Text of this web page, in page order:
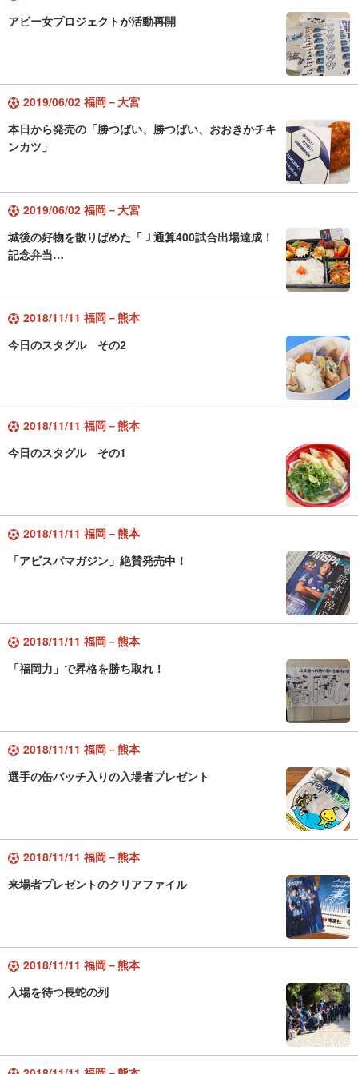
アビー女プロジェクトが活動再開
2019/06/02 福岡－大宮
本日から発売の「勝つばい、勝つばい、おおきかチキ
ンカツ」
2019/06/02 福岡－大宮
城後の好物を散りばめた「Ｊ通算400試合出場達成！
記念弁当…
2018/11/11 福岡－熊本
今日のスタグル その2
2018/11/11 福岡－熊本
今日のスタグル その1
2018/11/11 福岡－熊本
「アビスパマガジン」絶賛発売中！
2018/11/11 福岡－熊本
「福岡力」で昇格を勝ち取れ！
2018/11/11 福岡－熊本
選手の缶バッチ入りの入場者プレゼント
2018/11/11 福岡－熊本
来場者プレゼントのクリアファイル
2018/11/11 福岡－熊本
入場を待つ長蛇の列